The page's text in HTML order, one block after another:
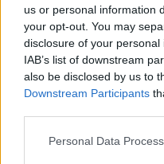
us or personal information
your opt-out. You may
disclosure of your
IAB’s list of downstream
also be disclosed by us to
Downstream Participants
Personal Data